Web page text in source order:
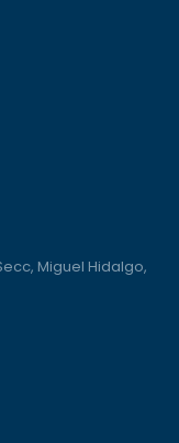
Miguel Hidalgo,